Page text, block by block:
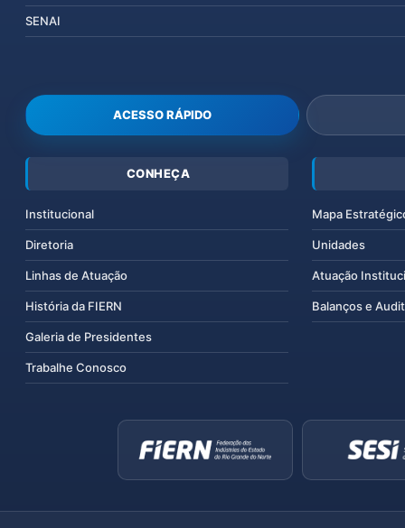
SENAI
ACESSO RÁPIDO
CONHEÇA
Institucional
Diretoria
Linhas de Atuação
História da FIERN
Galeria de Presidentes
Trabalhe Conosco
Mapa
Unidades
Atuação
Balanços e